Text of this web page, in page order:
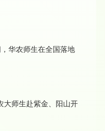
华农师生在全国落地
大师生赴紫金、阳山开